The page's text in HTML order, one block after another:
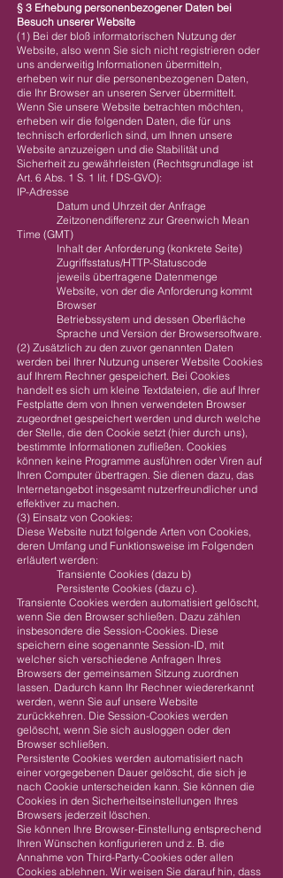
§ 3 Erhebung personenbezogener Daten bei
Besuch unserer Website
(1) Bei der bloß informatorischen Nutzung der
Website, also wenn Sie sich nicht registrieren oder
uns anderweitig Informationen übermitteln,
erheben wir nur die personenbezogenen Daten,
die Ihr Browser an unseren Server übermittelt.
Wenn Sie unsere Website betrachten möchten,
erheben wir die folgenden Daten, die für uns
technisch erforderlich sind, um Ihnen unsere
Website anzuzeigen und die Stabilität und
Sicherheit zu gewährleisten (Rechtsgrundlage ist
Art. 6 Abs. 1 S. 1 lit. f DS-GVO):
IP-Adresse
Datum und Uhrzeit der Anfrage
Zeitzonendifferenz zur Greenwich Mean
Time (GMT)
Inhalt der Anforderung (konkrete Seite)
Zugriffsstatus/HTTP-Statuscode
jeweils übertragene Datenmenge
Website, von der die Anforderung kommt
Browser
Betriebssystem und dessen Oberfläche
Sprache und Version der Browsersoftware.
(2) Zusätzlich zu den zuvor genannten Daten
werden bei Ihrer Nutzung unserer Website Cookies
auf Ihrem Rechner gespeichert. Bei Cookies
handelt es sich um kleine Textdateien, die auf Ihrer
Festplatte dem von Ihnen verwendeten Browser
zugeordnet gespeichert werden und durch welche
der Stelle, die den Cookie setzt (hier durch uns),
bestimmte Informationen zufließen. Cookies
können keine Programme ausführen oder Viren auf
Ihren Computer übertragen. Sie dienen dazu, das
Internetangebot insgesamt nutzerfreundlicher und
effektiver zu machen.
(3) Einsatz von Cookies:
Diese Website nutzt folgende Arten von Cookies,
deren Umfang und Funktionsweise im Folgenden
erläutert werden:
Transiente Cookies (dazu b)
Persistente Cookies (dazu c).
Transiente Cookies werden automatisiert gelöscht,
wenn Sie den Browser schließen. Dazu zählen
insbesondere die Session-Cookies. Diese
speichern eine sogenannte Session-ID, mit
welcher sich verschiedene Anfragen Ihres
Browsers der gemeinsamen Sitzung zuordnen
lassen. Dadurch kann Ihr Rechner wiedererkannt
werden, wenn Sie auf unsere Website
zurückkehren. Die Session-Cookies werden
gelöscht, wenn Sie sich ausloggen oder den
Browser schließen.
Persistente Cookies werden automatisiert nach
einer vorgegebenen Dauer gelöscht, die sich je
nach Cookie unterscheiden kann. Sie können die
Cookies in den Sicherheitseinstellungen Ihres
Browsers jederzeit löschen.
Sie können Ihre Browser-Einstellung entsprechend
Ihren Wünschen konfigurieren und z. B. die
Annahme von Third-Party-Cookies oder allen
Cookies ablehnen. Wir weisen Sie darauf hin, dass